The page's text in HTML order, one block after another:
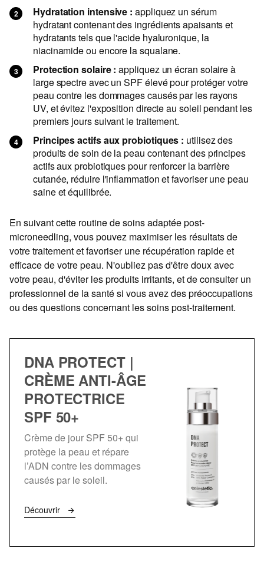
Hydratation intensive : appliquez un sérum
hydratant contenant des ingrédients apaisants et
hydratants tels que l'acide hyaluronique, la
niacinamide ou encore la squalane.
Protection solaire : appliquez un écran solaire à
large spectre avec un SPF élevé pour protéger votre
peau contre les dommages causés par les rayons
UV, et évitez l'exposition directe au soleil pendant les
premiers jours suivant le traitement.
Principes actifs aux probiotiques : utilisez des
produits de soin de la peau contenant des principes
actifs aux probiotiques pour renforcer la barrière
cutanée, réduire l'inflammation et favoriser une peau
saine et équilibrée.
En suivant cette routine de soins adaptée post-
microneedling, vous pouvez maximiser les résultats de
votre traitement et favoriser une récupération rapide et
efficace de votre peau. N'oubliez pas d'être doux avec
votre peau, d'éviter les produits irritants, et de consulter un
professionnel de la santé si vous avez des préoccupations
ou des questions concernant les soins post-traitement.
DNA PROTECT |
CRÈME ANTI-ÂGE
PROTECTRICE
SPF 50+
Crème de jour SPF 50+ qui
protège la peau et répare
l’ADN contre les dommages
causés par le soleil.
Découvrir